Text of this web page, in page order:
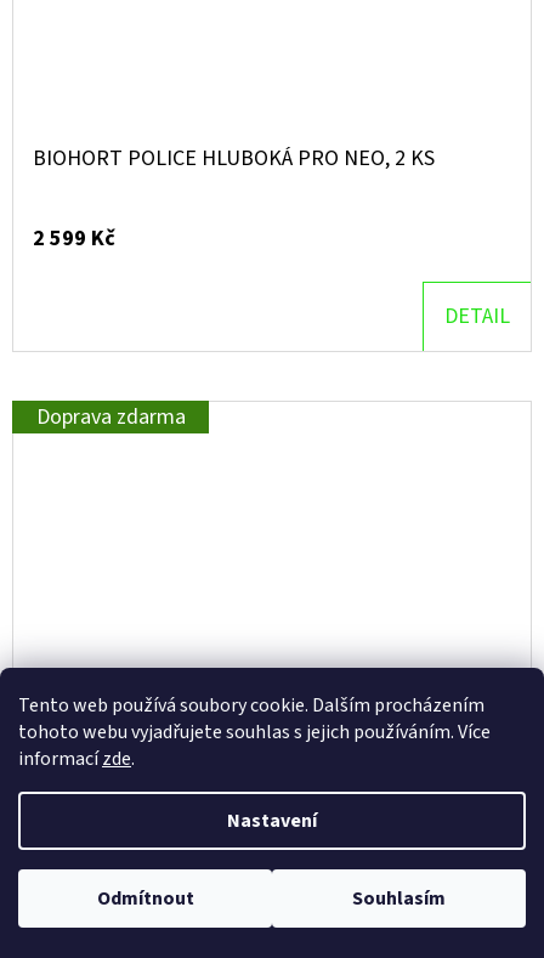
Tento web používá soubory cookie. Dalším procházením
tohoto webu vyjadřujete souhlas s jejich používáním. Více
informacízde.
Nastavení
Odmítnout Souhlasím
BIOHORT POLICE HLUBOKÁ PRO NEO, 2 KS
2 599 Kč
DETAIL
Doprava zdarma
BIOHORT RAMPA PRO PRÁH PRO NEO
2 599 Kč